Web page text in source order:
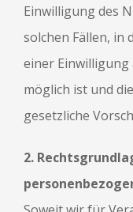
Einwilligung des
solchen Fällen, in
einer Einwilligung
möglich ist und
gesetzliche
2.